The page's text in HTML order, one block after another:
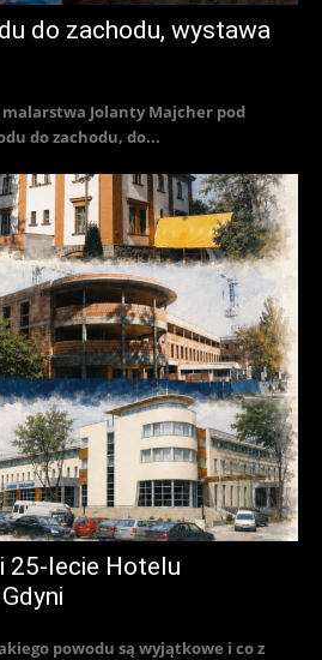
do zachodu, wystawa
Jolanty Majcher pod
do zachodu, do...
25-lecie Hotelu
powodu są wyjątkowe i co z